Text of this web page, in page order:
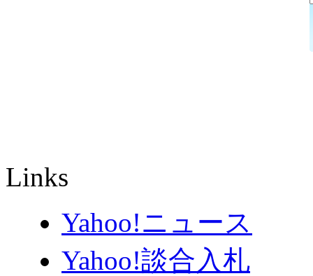
Links
Yahoo!ニュース
Yahoo!談合入札